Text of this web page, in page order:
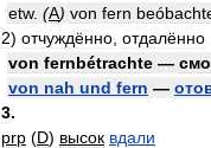
etw. (A) von fern
2) отчуждённо отдалённо
von fernbétrachte —
von nah und fern —
3.
prp (D) высок вдали